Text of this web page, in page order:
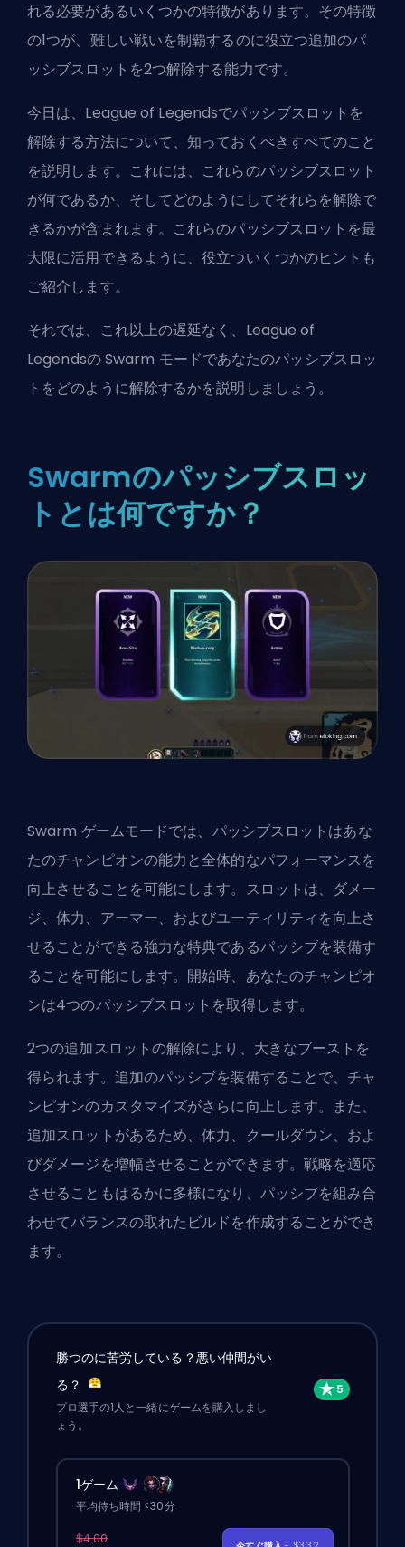
れる必要があるいくつかの特徴があります。その特徴
の1つが、難しい戦いを制覇するのに役立つ追加のパ
ッシブスロットを2つ解除する能力です。
今日は、League of Legendsでパッシブスロットを
解除する方法について、知っておくべきすべてのこと
を説明します。これには、これらのパッシブスロット
が何であるか、そしてどのようにしてそれらを解除で
きるかが含まれます。これらのパッシブスロットを最
大限に活用できるように、役立ついくつかのヒントも
ご紹介します。
それでは、これ以上の遅延なく、League of
Legendsの Swarm モードであなたのパッシブスロッ
トをどのように解除するかを説明しましょう。
Swarmのパッシブスロッ
トとは何ですか？
Swarm ゲームモードでは、パッシブスロットはあな
たのチャンピオンの能力と全体的なパフォーマンスを
向上させることを可能にします。スロットは、ダメー
ジ、体力、アーマー、およびユーティリティを向上さ
せることができる強力な特典であるパッシブを装備す
ることを可能にします。開始時、あなたのチャンピオ
ンは4つのパッシブスロットを取得します。
2つの追加スロットの解除により、大きなブーストを
得られます。追加のパッシブを装備することで、チャ
ンピオンのカスタマイズがさらに向上します。また、
追加スロットがあるため、体力、クールダウン、およ
びダメージを増幅させることができます。戦略を適応
させることもはるかに多様になり、パッシブを組み合
わせてバランスの取れたビルドを作成することができ
ます。
勝つのに苦労している？悪い仲間がい
る？
プロ選手の1人と一緒にゲームを購入しまし
ょう。
1ゲーム
平均待ち時間 <30分
$4.00